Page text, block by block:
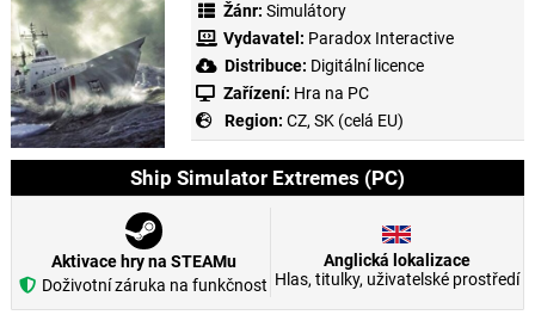
Žánr: Simulátory
Vydavatel: Paradox Interactive
Distribuce: Digitální licence
Zařízení: Hra na PC
Region: CZ, SK (celá EU)
Ship Simulator Extremes (PC)
Aktivace hry na STEAMu
Doživotní záruka na funkčnost
Anglická lokalizace
Hlas, titulky, uživatelské prostředí